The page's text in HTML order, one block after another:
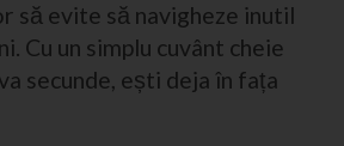
să evite să navigheze inutil
Cu un simplu cuvânt cheie
secunde, ești deja în fața